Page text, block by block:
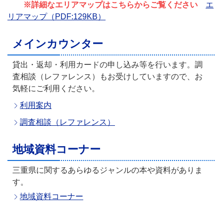
※詳細なエリアマップはこちらからご覧ください エ
リアマップ（PDF:129KB）
メインカウンター
貸出・返却・利用カードの申し込み等を行います。調
査相談（レファレンス）もお受けしていますので、お
気軽にご利用ください。
利用案内
調査相談（レファレンス）
地域資料コーナー
三重県に関するあらゆるジャンルの本や資料がありま
す。
地域資料コーナー